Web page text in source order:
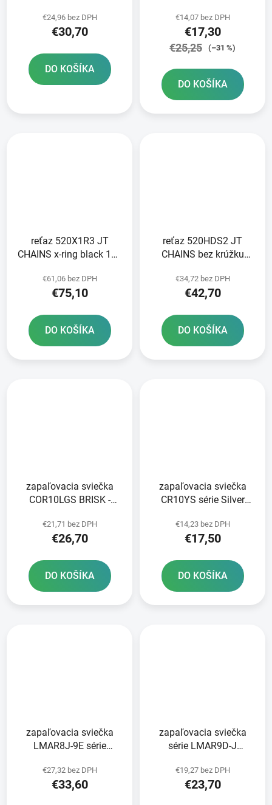
zubov
€24,96 bez DPH
€30,70
DO KOŠÍKA
zubov
€14,07 bez DPH
€17,30
€25,25 (–31 %)
DO KOŠÍKA
reťaz 520X1R3 JT
CHAINS x-ring black 112
nitovania a rozpojenia
spojky
€61,06 bez DPH
€75,10
DO KOŠÍKA
reťaz 520HDS2 JT
CHAINS bez krúžku
vrátane rozpojovacej
spojky
€34,72 bez DPH
€42,70
DO KOŠÍKA
zapaľovacia sviečka
COR10LGS BRISK -
€21,71 bez DPH
€26,70
DO KOŠÍKA
zapaľovacia sviečka
CR10YS série Silver
republika
€14,23 bez DPH
€17,50
DO KOŠÍKA
zapaľovacia sviečka
LMAR8J-9E série
€27,32 bez DPH
€33,60
zapaľovacia sviečka
série LMAR9D-J
€19,27 bez DPH
€23,70